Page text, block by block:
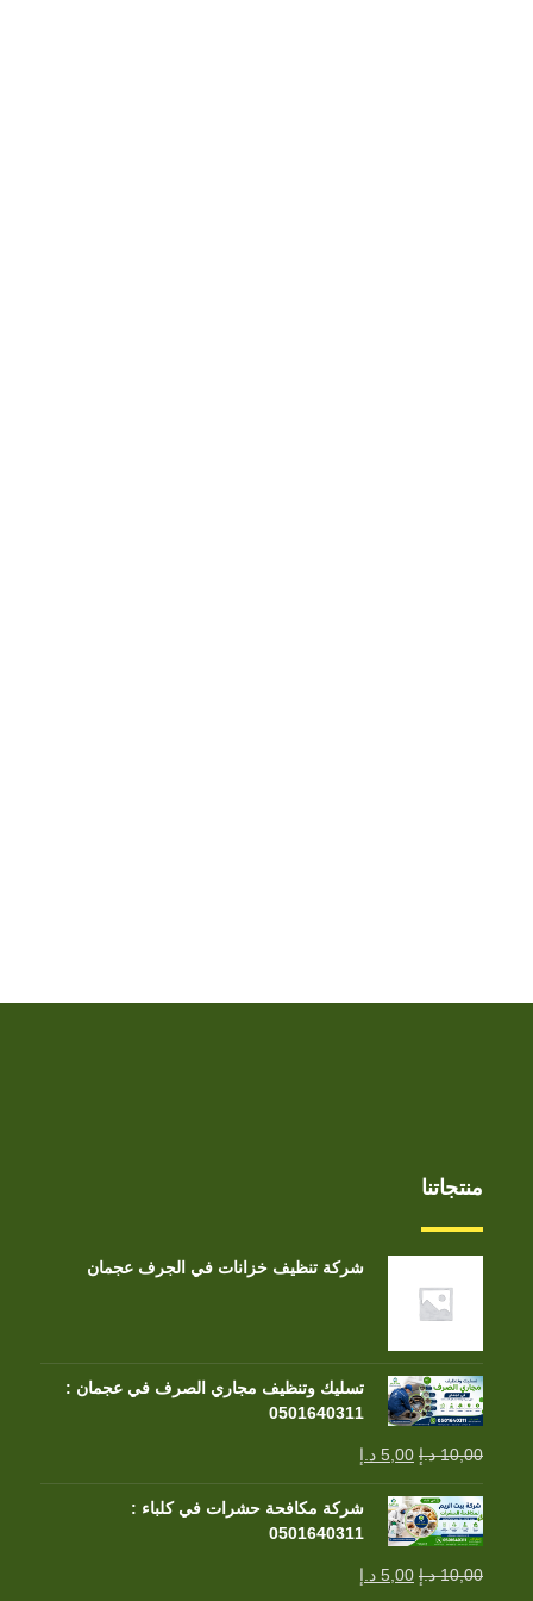
منتجاتنا
شركة تنظيف خزانات في الجرف عجمان
تسليك وتنظيف مجاري الصرف في عجمان :
0501640311
10,00 د.إ 5,00 د.إ
شركة مكافحة حشرات في كلباء :
0501640311
10,00 د.إ 5,00 د.إ